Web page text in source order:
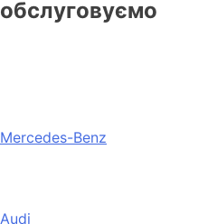
обслуговуємо
Mercedes-Benz
Audi